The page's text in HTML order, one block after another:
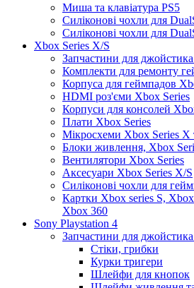
Миша та клавіатура PS5
Силіконові чохли для
Силіконові чохли для
Xbox Series X/S
Запчастини для
Комплекти для ремонту
Корпуса для геймпадов
HDMI роз'єми Xbox Series
Корпуси для консолей
Плати Xbox Series
Мікросхеми Xbox Series X
Блоки живлення, Xbox
Вентилятори Xbox Series
Аксесуари Xbox Series X/S
Силіконові чохли для
Картки Xbox series S,
Xbox 360
Sony Playstation 4
Запчастини для
Стіки, грибки
Курки тригери
Шлейфи для кнопок